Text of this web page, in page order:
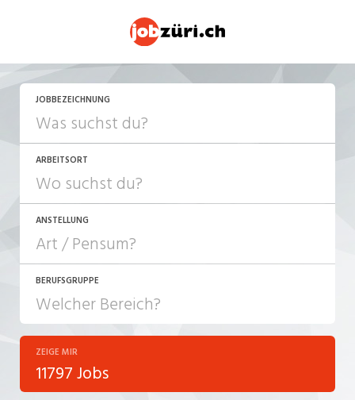
JOBBEZEICHNUNG
ARBEITSORT
ANSTELLUNG
JOB-TYP
Festanstellung
Temporär (befristet)
BERUFSGRUPPE
Bank, Versicherung
Bau, Handwerk, Elektro
ZEIGE MIR
11797 Jobs